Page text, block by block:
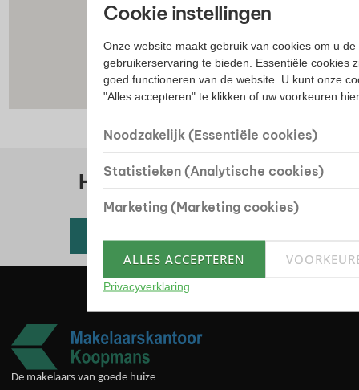
Huis kopen? Bekijk ons
woningaanbod
De makelaars van goede huize
Cookie instellingen
Onze website maakt gebruik van cookies om u
gebruikerservaring te bieden. Essentiële cookies
goed functioneren van de website. U kunt onze
"Alles accepteren" te klikken of uw voorkeuren
Noodzakelijk (Essentiële cookies)
Statistieken (Analytische cookies)
Marketing (Marketing cookies)
ALLES ACCEPTEREN
Privacyverklaring